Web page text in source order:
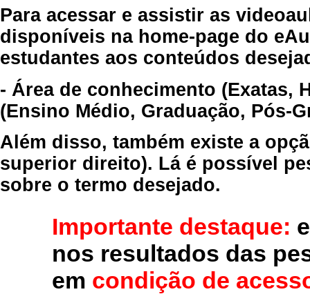
Para acessar e assistir as
disponíveis na home-page do
estudantes aos conteúdos
- Área de conhecimento (Exatas,
(Ensino Médio, Graduação, Pós-
Além disso, também existe a
superior direito). Lá é possível
sobre o termo desejado.
Importante destaque:
nos resultados das
em condição de